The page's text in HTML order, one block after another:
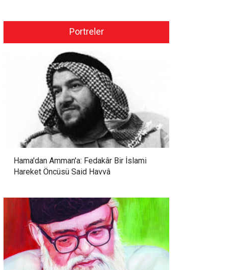
Portreler
Hama'dan Amman'a: Fedakâr Bir İslami
Hareket Öncüsü Said Havvâ